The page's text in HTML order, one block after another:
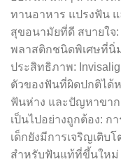
ทานอาหาร แปรงฟัน
สุขอนามัยที่ดี สบายใจ
พลาสติกชนิดพิเศษที่นิ่
ประสิทธิภาพ:
ตัวของฟันที่ผิดปกติได้
ฟันห่าง และปัญหาขาก
เป็นไปอย่างถูกต้อง: ก
เด็กยังมีการเจริญเติบ
สำหรับฟันแท้ที่ขึ้นใหม่